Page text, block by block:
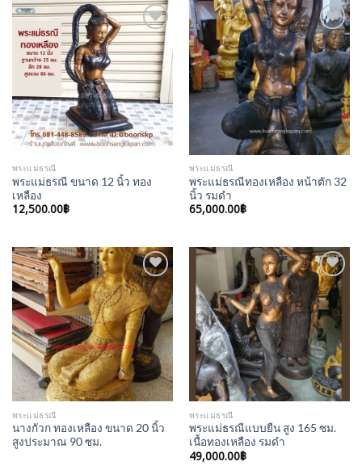
Add to
Wishlist
พระแม่ธรณี
พระแม่ธรณี ขนาด 12 นิ้ว ทอง
เหลือง
12,500.00฿
Add to
Wishlist
พระแม่ธรณี
พระแม่ธรณีทองเหลือง หน้าตัก 32
นิ้ว รมดำ
65,000.00฿
Add to
Wishlist
พระแม่ธรณี
นางกัวก ทองเหลือง ขนาด 20 นิ้ว
สูงประมาณ 90 ซม.
Add to
Wishlist
พระแม่ธรณี
พระแม่ธรณีแบบยืน สูง 165 ซม.
เนื้อทองเหลือง รมดำ
49,000.00฿